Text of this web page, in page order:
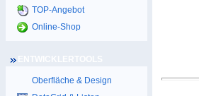
TOP-Angebot
Online-Shop
Oberfläche & Design